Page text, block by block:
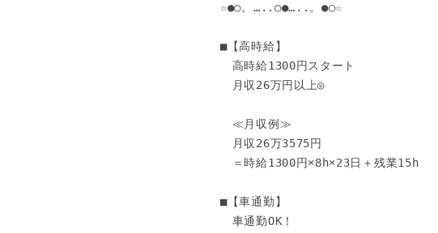
☆●○。…..○●…..。●○☆
■【高時給】
高時給1300円スタート
月収26万円以上◎
≪月収例≫
月収26万3575円
＝時給1300円×8h×23日＋残業15h
■【車通勤】
車通勤OK！